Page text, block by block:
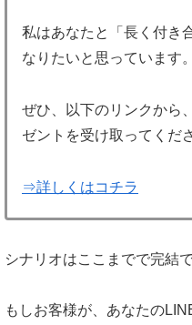
私はあなたと「長く付き
なりたいと思っています。
ぜひ、以下のリンクから
ゼントを受け取ってくだ
⇒詳しくはコチラ
シナリオはここまでで完結で
もしお客様が、あなたの